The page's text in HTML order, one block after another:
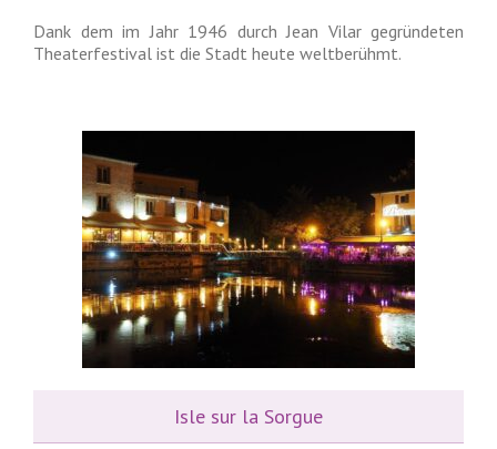
Dank dem im Jahr 1946 durch Jean Vilar gegründeten
Theaterfestival ist die Stadt heute weltberühmt.
Isle sur la Sorgue